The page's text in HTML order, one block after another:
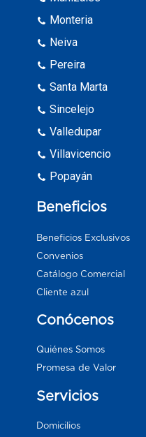
Monteria
Neiva
Pereira
Santa Marta
Sincelejo
Valledupar
Villavicencio
Popayán
Beneficios
Beneficios Exclusivos
Convenios
Catálogo Comercial
Cliente azul
Conócenos
Quiénes Somos
Promesa de Valor
Servicios
Domicilios